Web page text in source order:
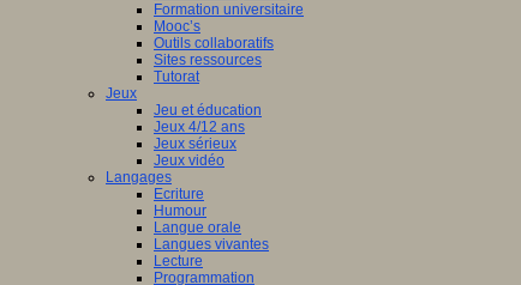
Formation universitaire
Mooc’s
Outils collaboratifs
Sites ressources
Tutorat
Jeux
Jeu et éducation
Jeux 4/12 ans
Jeux sérieux
Jeux vidéo
Langages
Ecriture
Humour
Langue orale
Langues vivantes
Lecture
Programmation